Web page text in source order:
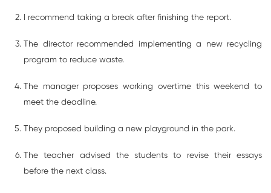
I recommend taking a break after finishing the report.
The director recommended implementing a new recycling
program to reduce waste.
The manager proposes working overtime this weekend to
meet the deadline.
They proposed building a new playground in the park.
The teacher advised the students to revise their essays
before the next class.